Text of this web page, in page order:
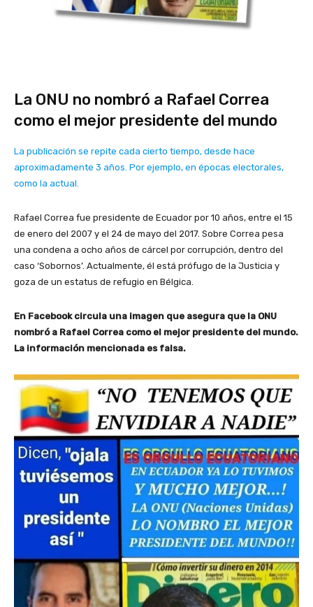
La ONU no nombró a Rafael Correa
como el mejor presidente del mundo
La publicación se repite cada cierto tiempo, desde hace
aproximadamente 3 años. Por ejemplo, en épocas electorales,
como la actual.
Rafael Correa fue presidente de Ecuador por 10 años, entre el 15
de enero del 2007 y el 24 de mayo del 2017. Sobre Correa pesa
una condena a ocho años de cárcel por corrupción, dentro del
caso ‘Sobornos’. Actualmente, él está prófugo de la Justicia y
goza de un estatus de refugio en Bélgica.
En Facebook circula una imagen que asegura que la ONU
nombró a Rafael Correa como el mejor presidente del mundo.
La información mencionada es falsa.